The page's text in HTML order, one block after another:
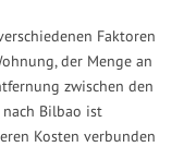
Faktoren
der Menge an
zwischen den
Bilbao ist
Kosten verbunden